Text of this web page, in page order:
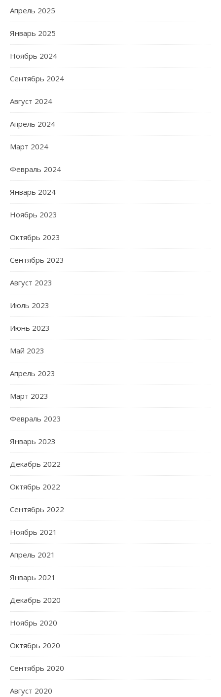
Апрель 2025
Январь 2025
Ноябрь 2024
Сентябрь 2024
Август 2024
Апрель 2024
Март 2024
Февраль 2024
Январь 2024
Ноябрь 2023
Октябрь 2023
Сентябрь 2023
Август 2023
Июль 2023
Июнь 2023
Май 2023
Апрель 2023
Март 2023
Февраль 2023
Январь 2023
Декабрь 2022
Октябрь 2022
Сентябрь 2022
Ноябрь 2021
Апрель 2021
Январь 2021
Декабрь 2020
Ноябрь 2020
Октябрь 2020
Сентябрь 2020
Август 2020